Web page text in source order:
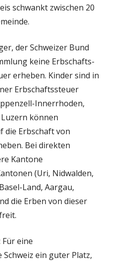
schwankt zwischen 20
der Schweizer Bund
keine Erbschafts-
erheben. Kinder sind in
Erbschaftssteuer
Innerrhoden,
können
die Erbschaft von
Bei direkten
Kantone
(Uri, Nidwalden,
Land, Aargau,
die Erben von dieser
Für eine
ein guter Platz,